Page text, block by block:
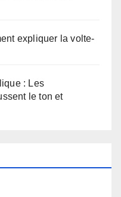
expliquer la volte-
: Les
le ton et